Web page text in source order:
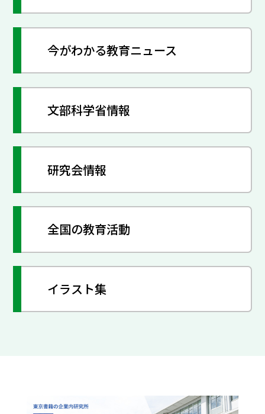
今がわかる教育ニュース
文部科学省情報
研究会情報
全国の教育活動
イラスト集